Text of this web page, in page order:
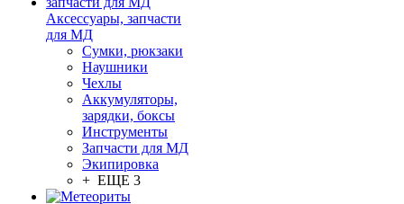
Аксессуары, запчасти
для МД
Сумки, рюкзаки
Наушники
Чехлы
Аккумуляторы,
зарядки, боксы
Инструменты
Запчасти для МД
Экипировка
+ ЕЩЕ 3